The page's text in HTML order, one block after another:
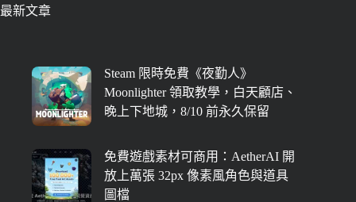
最新文章
Steam 限時免費《夜勤人》
Moonlighter 領取教學，白天顧店、
晚上下地城，8/10 前永久保留
免費遊戲素材可商用：AetherAI 開
放上萬張 32px 像素風角色與道具
圖檔